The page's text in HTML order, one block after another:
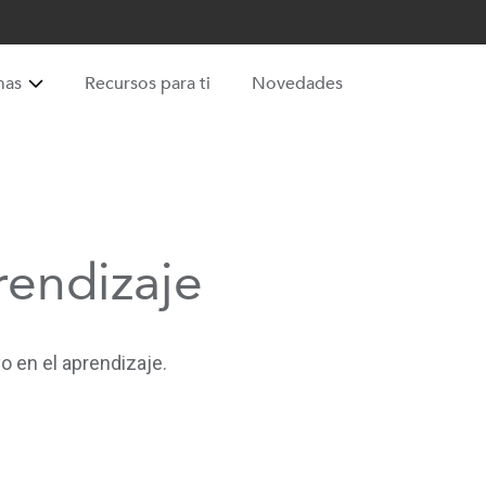
Recursos para ti Novedades
en el aprendizaje.